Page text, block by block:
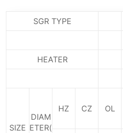
SGR TYPE
HEATER
SIZE
DIAM
ETER(
HZ CZ OL